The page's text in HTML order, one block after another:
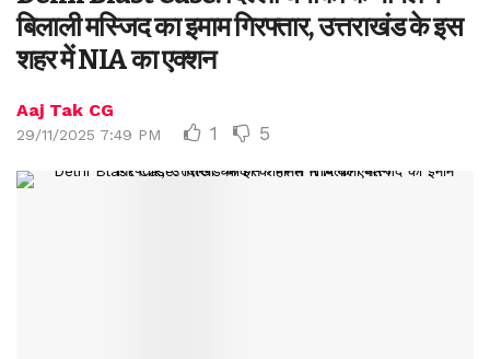
बिलाली मस्जिद का इमाम गिरफ्तार, उत्तराखंड के इस
शहर में NIA का एक्शन
Aaj Tak CG
29/11/2025 7:49 PM 1 5